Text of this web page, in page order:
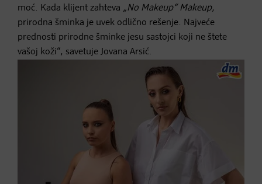
moć. Kada klijent zahteva „No Makeup“ Makeup,
prirodna šminka je uvek odlično rešenje. Najveće
prednosti prirodne šminke jesu sastojci koji ne štete
vašoj koži“, savetuje Jovana Arsić.